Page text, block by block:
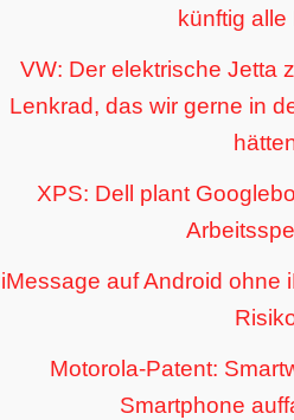
künftig alle
VW: Der elektrische Jetta
Lenkrad, das wir gerne in
XPS: Dell plant
iMessage auf Android ohne
Motorola-Patent:
Smartphone